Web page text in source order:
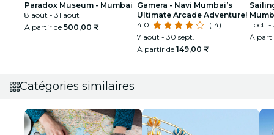
Paradox Museum - Mumbai
8 août - 31 août
À partir de 500,00 ₹
Gamera - Navi Mumbai’s
Ultimate Arcade Adventure!
4.0
(14)
7 août - 30 sept.
À partir de 149,00 ₹
taille
1 oct. -
À
Catégories similaires